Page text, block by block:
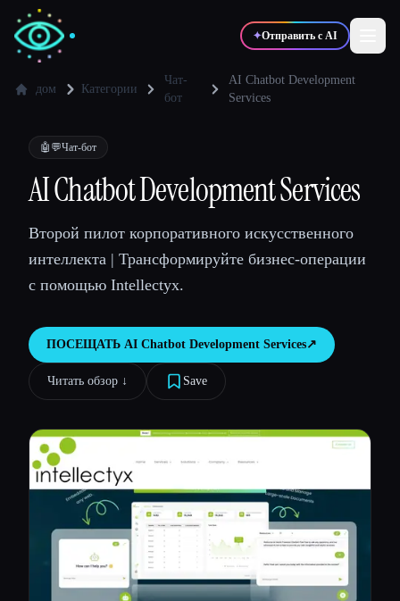
✦Отправить с AI
💻 Разработчики 📈Маркетологи
🎓Студенты 🎬Креаторы
Блог
Сравнить инструменты
Все категории
О нас
дом Категории
Чат-
бот
AI Chatbot Development
Services
🤖💬Чат-бот
AI Chatbot Development Services
Второй пилот корпоративного искусственного
интеллекта | Трансформируйте бизнес-операции
с помощью Intellectyx.
ПОСЕЩАТЬ AI Chatbot Development Services↗︎
Читать обзор ↓︎ Save